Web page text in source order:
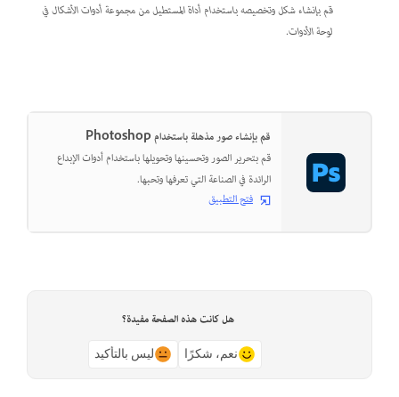
قم بإنشاء شكل وتخصيصه باستخدام أداة المستطيل من مجموعة أدوات الأشكال في
لوحة الأدوات.
قم بإنشاء صور مذهلة باستخدام Photoshop
قم بتحرير الصور وتحسينها وتحويلها باستخدام أدوات الإبداع
الرائدة في الصناعة التي تعرفها وتحبها.
فتح التطبيق
هل كانت هذه الصفحة مفيدة؟
نعم، شكرًا ليس بالتأكيد